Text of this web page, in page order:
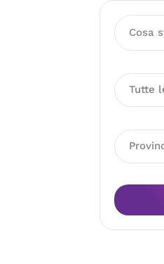
Tutte